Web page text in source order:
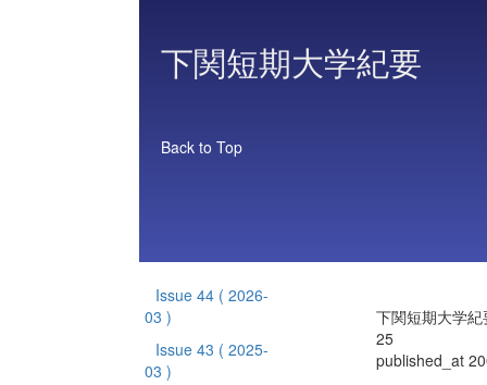
下関短期大学紀要
Back to Top
Issue 44 ( 2026-
03 )
Issue 43 ( 2025-
03 )
下関短期大学
25
published_at